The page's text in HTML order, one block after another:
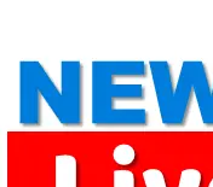
content